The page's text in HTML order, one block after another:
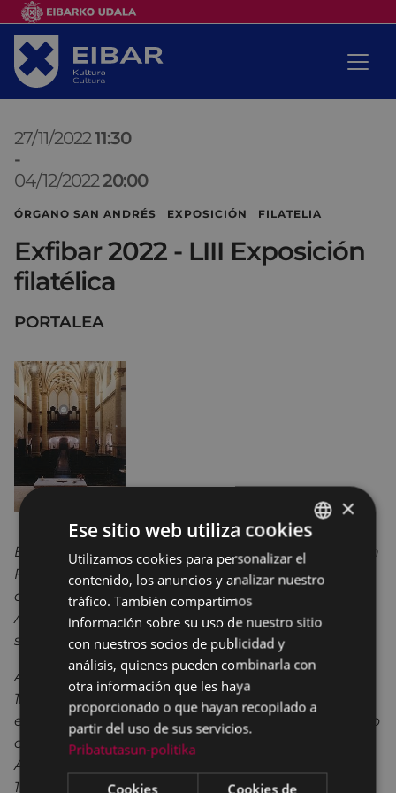
27/11/202211:30
-
04/12/202220:00
ÓRGANO SAN ANDRÉS EXPOSICIÓN FILATELIA
Exfibar 2022 - LIII Exposición
filatélica
PORTALEA
El catálogo anual de la exposición de la Asociación
Filatélica Arrate cuenta cómo fue el proceso de
adquisición del órgano de la parroquia de San
Andrés, que este año ha sido restaurado y celebra
su centenario .
Además, recuerda a Fidel Sáez Aguinaga (Eibar
1934- 2019), que dedicó su vida a la difusión y
expansión de la filatelia en la localidad y fue, junto
con otros filatélicos eibarreses, fundador de la
Asociación Filatélica Eibarresa en 1969 que en
1970 paso a llamarse Asociación Filatélica Arrate y
BASQUE
SPANISH
×
Ese sitio web utiliza cookies
Utilizamos cookies para personalizar el
contenido, los anuncios y analizar nuestro
tráfico. También compartimos
información sobre su uso de nuestro sitio
con nuestros socios de publicidad y
análisis, quienes pueden combinarla con
otra información que les haya
proporcionado o que hayan recopilado a
partir del uso de sus servicios.
Pribatutasun-politika
Cookies
Cookies de